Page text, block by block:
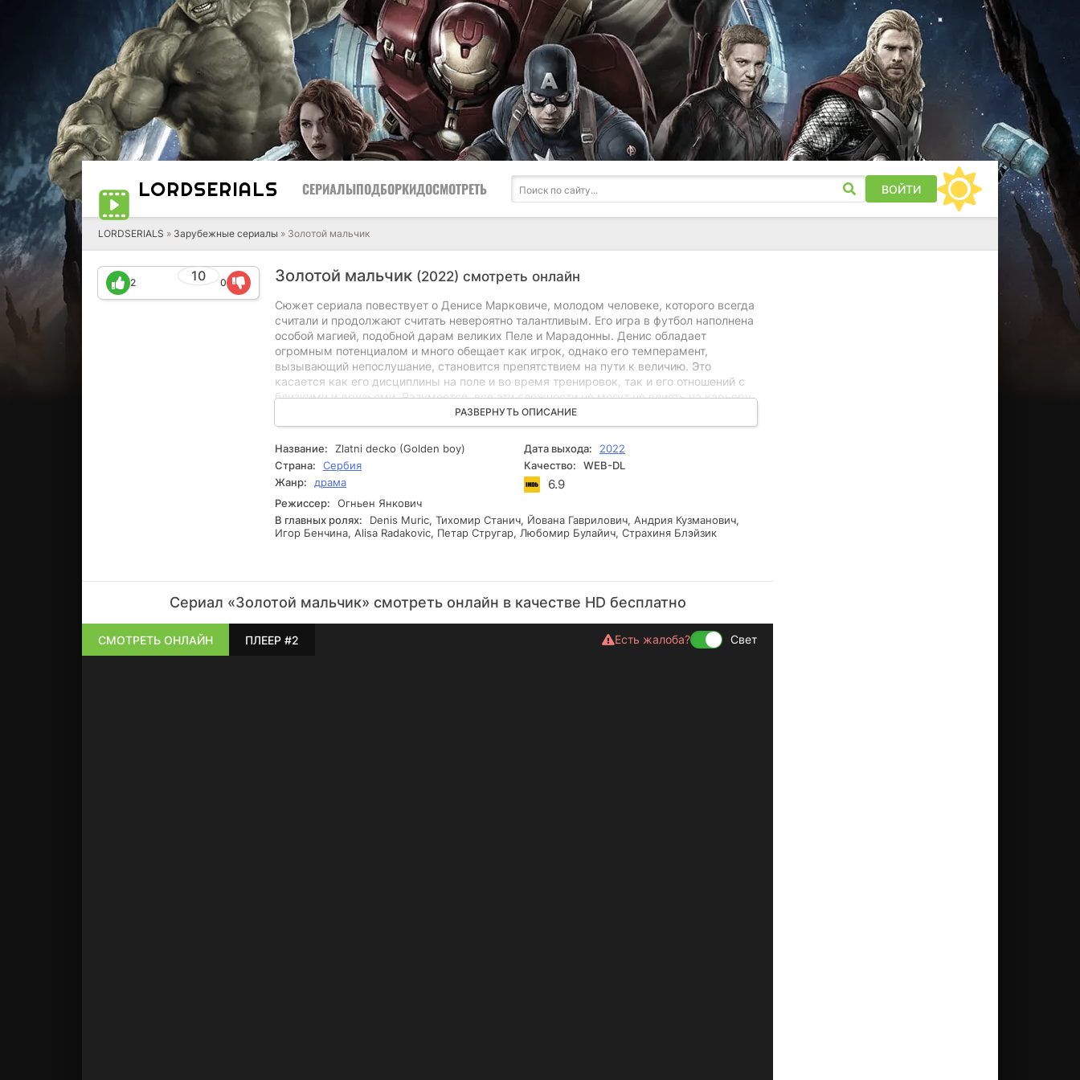
LORDSERIALS СЕРИАЛЫПОДБОРКИДОСМОТРЕТЬ ВОЙТИ
LORDSERIALS » Зарубежные сериалы » Золотой мальчик
Золотой мальчик (2022) смотреть онлайн
10
2 0
Сюжет сериала повествует о Денисе Марковиче, молодом человеке, которого всегда
считали и продолжают считать невероятно талантливым. Его игра в футбол наполнена
особой магией, подобной дарам великих Пеле и Марадонны. Денис обладает
огромным потенциалом и много обещает как игрок, однако его темперамент,
вызывающий непослушание, становится препятствием на пути к величию. Это
касается как его дисциплины на поле и во время тренировок, так и его отношений с
близкими и друзьями. Разумеется, все эти сложности не могут не влиять на карьеру
Дениса Марковича. Несмотря на эти трудности, пресса остается по-прежнему
заинтересованной в освещении всего, что связано с этим удивительным молодым
игроком.
РАЗВЕРНУТЬ ОПИСАНИЕ
Название: Zlatni decko (Golden boy) Дата выхода:
2022
Страна:
Сербия Качество:
WEB-DL
Жанр:
драма 6.9
Режиссер:
Огньен Янкович
В главных ролях:
Denis Muric, Тихомир Станич, Йована Гаврилович, Андрия Кузманович,
Игор Бенчина, Alisa Radakovic, Петар Стругар, Любомир Булайич, Страхиня Блэйзик
Сериал «Золотой мальчик» смотреть онлайн в качестве HD бесплатно
СМОТРЕТЬ ОНЛАЙН ПЛЕЕР #2 Есть жалоба? Свет